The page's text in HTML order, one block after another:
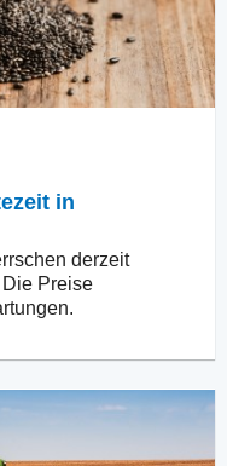
in
derzeit
Preise